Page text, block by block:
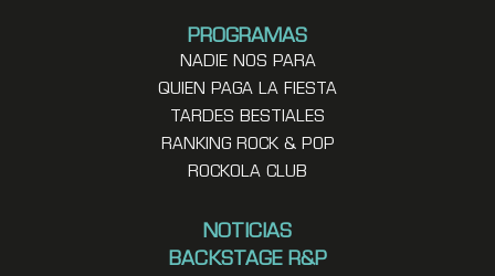
PROGRAMAS
NADIE NOS PARA
QUIEN PAGA LA FIESTA
TARDES BESTIALES
RANKING ROCK & POP
ROCKOLA CLUB
NOTICIAS
BACKSTAGE R&P